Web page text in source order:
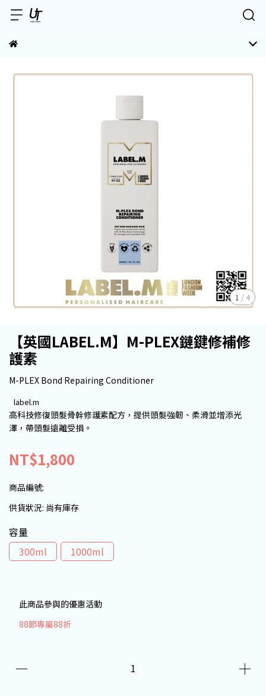
1 / 4
【英國LABEL.M】M-PLEX鏈鍵修補修
護素
M-PLEX Bond Repairing Conditioner
label.m
高科技修復頭髮骨幹修護素配方，提供頭髮強韌、柔滑並增添光
澤，帶頭髮遠離受損。
NT$1,800
商品編號:
供貨狀況: 尚有庫存
容量
300ml
1000ml
此商品參與的優惠活動
88節專屬88折